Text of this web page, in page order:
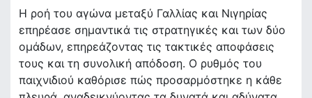
Η ροή του αγώνα μεταξύ Γαλλίας και Νιγηρίας
επηρέασε σημαντικά τις στρατηγικές και των δύο
ομάδων, επηρεάζοντας τις τακτικές αποφάσεις
τους και τη συνολική απόδοση. Ο ρυθμός του
παιχνιδιού καθόρισε πώς προσαρμόστηκε η κάθε